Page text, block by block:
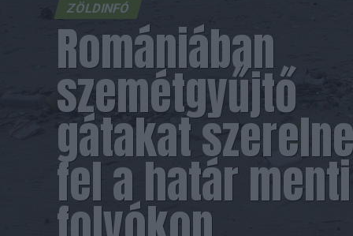
ZÖLDINFÓ
Romániában
szemétgyűjtő
gátakat
fel a határ menti